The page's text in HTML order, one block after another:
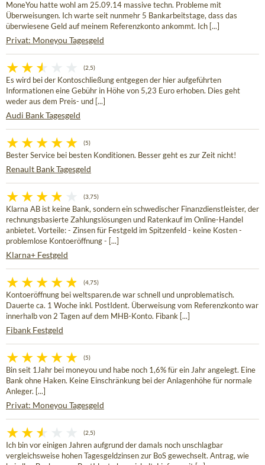
MoneYou hatte wohl am 25.09.14 massive techn. Probleme mit
Überweisungen. Ich warte seit nunmehr 5 Bankarbeitstage, dass das
überwiesene Geld auf meinem Referenzkonto ankommt. Ich [...]
Privat: Moneyou Tagesgeld
(2,5)
Es wird bei der Kontoschließung entgegen der hier aufgeführten
Informationen eine Gebühr in Höhe von 5,23 Euro erhoben. Dies geht
weder aus dem Preis- und [...]
Audi Bank Tagesgeld
(5)
Bester Service bei besten Konditionen. Besser geht es zur Zeit nicht!
Renault Bank Tagesgeld
(3,75)
Klarna AB ist keine Bank, sondern ein schwedischer Finanzdienstleister, der
rechnungsbasierte Zahlungslösungen und Ratenkauf im Online-Handel
anbietet. Vorteile: - Zinsen für Festgeld im Spitzenfeld - keine Kosten -
problemlose Kontoeröffnung - [...]
Klarna+ Festgeld
(4,75)
Kontoeröffnung bei weltsparen.de war schnell und unproblematisch.
Dauerte ca. 1 Woche inkl. PostIdent. Überweisung vom Referenzkonto war
innerhalb von 2 Tagen auf dem MHB-Konto. Fibank [...]
Fibank Festgeld
(5)
Bin seit 1Jahr bei moneyou und habe noch 1,6% für ein Jahr angelegt. Eine
Bank ohne Haken. Keine Einschränkung bei der Anlagenhöhe für normale
Anleger. [...]
Privat: Moneyou Tagesgeld
(2,5)
Ich bin vor einigen Jahren aufgrund der damals noch unschlagbar
vergleichsweise hohen Tagesgeldzinsen zur BoS gewechselt. Antrag, wie